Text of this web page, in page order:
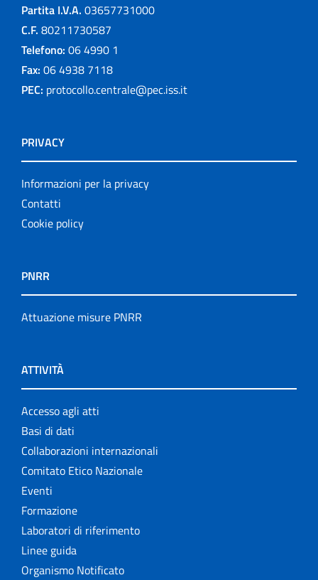
Partita I.V.A. 03657731000
C.F. 80211730587
Telefono: 06 4990 1
Fax: 06 4938 7118
PEC: protocollo.centrale@pec.iss.it
PRIVACY
Informazioni per la privacy
Contatti
Cookie policy
PNRR
Attuazione misure PNRR
ATTIVITÀ
Accesso agli atti
Basi di dati
Collaborazioni internazionali
Comitato Etico Nazionale
Eventi
Formazione
Laboratori di riferimento
Linee guida
Organismo Notificato